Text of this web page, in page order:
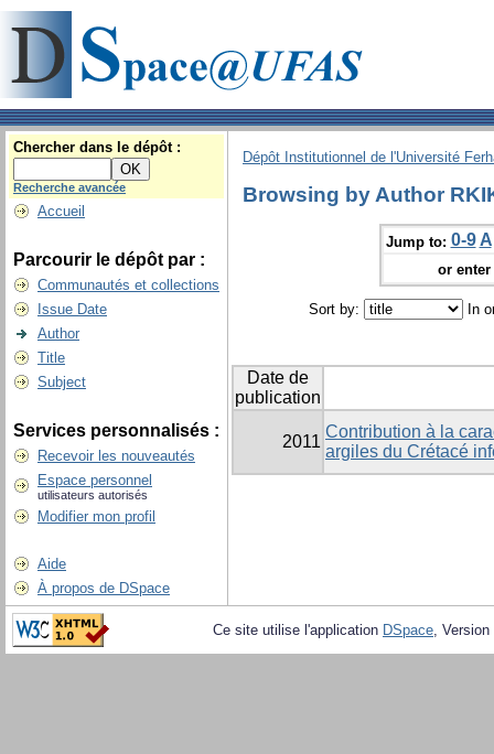
Chercher dans le dépôt :
Recherche avancée
Accueil
Parcourir le dépôt par :
Communautés et collections
Issue Date
Author
Title
Subject
Services personnalisés :
Recevoir les nouveautés
Espace personnel
utilisateurs autorisés
Modifier mon profil
Aide
À propos de DSpace
Dépôt Institutionnel de l'Université
Browsing by Author
Jump to: 0-9 A
or
Sort by: In
Date de
publication
2011
Contribution à la
argiles du Crétacé
Ce site utilise l'application DSpace,